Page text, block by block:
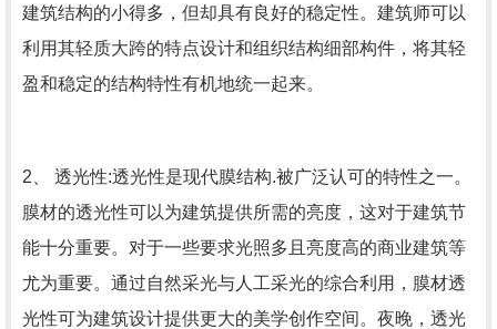
建筑结构的小得多，但却具有良好的稳定性。建筑师可以
利用其轻质大跨的特点设计和组织结构细部构件，将其轻
盈和稳定的结构特性有机地统一起来。
2、 透光性:透光性是现代膜结构.被广泛认可的特性之一。
膜材的透光性可以为建筑提供所需的亮度，这对于建筑节
能十分重要。对于一些要求光照多且亮度高的商业建筑等
尤为重要。通过自然采光与人工采光的综合利用，膜材透
光性可为建筑设计提供更大的美学创作空间。夜晚，透光